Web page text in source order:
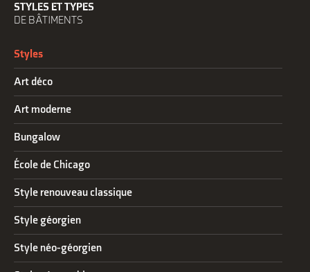
STYLES ET TYPES
DE BÂTIMENTS
Styles
Art déco
Art moderne
Bungalow
École de Chicago
Style renouveau classique
Style géorgien
Style néo-géorgien